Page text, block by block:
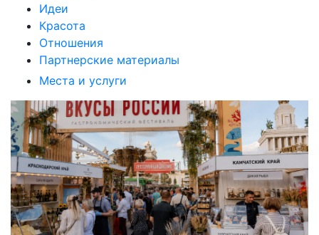
Идеи
Красота
Отношения
Партнерские материалы
Места и услуги